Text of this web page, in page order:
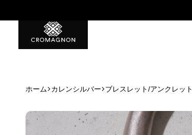
ホーム カレンシルバー ブレスレット/アンクレット